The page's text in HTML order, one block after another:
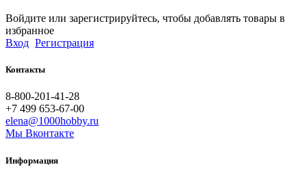
Войдите или зарегистрируйтесь, чтобы добавлять товары в
избранное
Вход Регистрация
Контакты
8-800-201-41-28
+7 499 653-67-00
elena@1000hobby.ru
Мы Вконтакте
Информация